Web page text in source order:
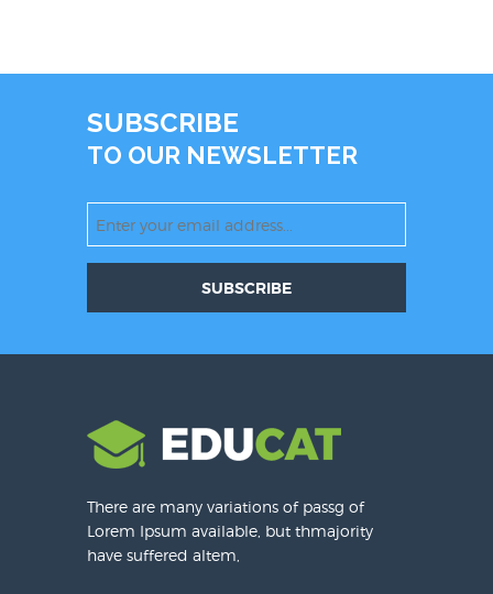
SUBSCRIBE
TO OUR NEWSLETTER
SUBSCRIBE
There are many variations of passg of
Lorem Ipsum available, but thmajority
have suffered altem,